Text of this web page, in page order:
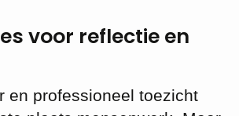
voor reflectie en
en professioneel toezicht